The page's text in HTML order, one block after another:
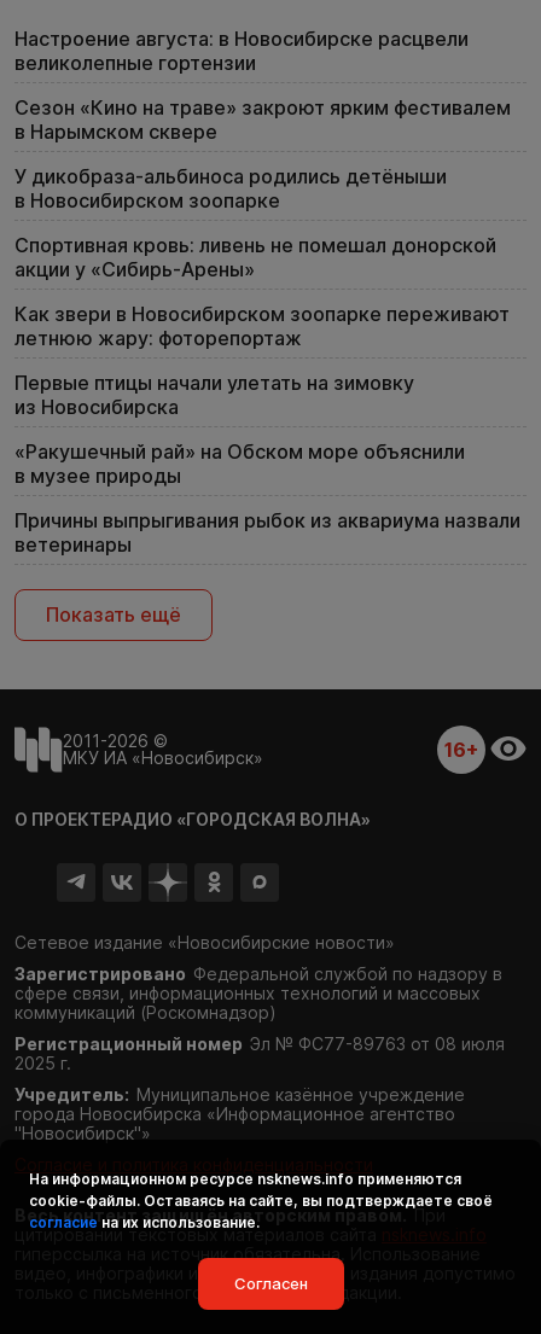
Настроение августа: в Новосибирске расцвели
великолепные гортензии
Сезон «Кино на траве» закроют ярким фестивалем
в Нарымском сквере
У дикобраза-альбиноса родились детёныши
в Новосибирском зоопарке
Спортивная кровь: ливень не помешал донорской
акции у «Сибирь-Арены»
Как звери в Новосибирском зоопарке переживают
летнюю жару: фоторепортаж
Первые птицы начали улетать на зимовку
из Новосибирска
«Ракушечный рай» на Обском море объяснили
в музее природы
Причины выпрыгивания рыбок из аквариума назвали
ветеринары
Показать ещё
2011-2026 ©
МКУ ИА «Новосибирск»
16+
О ПРОЕКТЕРАДИО «ГОРОДСКАЯ ВОЛНА»
Сетевое издание «Новосибирские новости»
Зарегистрировано Федеральной службой по надзору в
сфере связи, информационных технологий и массовых
коммуникаций (Роскомнадзор)
Регистрационный номер Эл № ФС77-89763 от 08 июля
2025 г.
Учредитель: Муниципальное казённое учреждение
города Новосибирска «Информационное агентство
"Новосибирск"»
Весь контент защищён авторским правом. При
цитировании текстовых материалов сайта
гиперссылка на источник обязательна. Использование
видео, инфографики и фотоматериалов издания допустимо
только с письменного разрешения редакции.
На информационном ресурсе nsknews.info применяются
cookie-файлы. Оставаясь на сайте, вы подтверждаете своё
согласие на их использование.
Согласен